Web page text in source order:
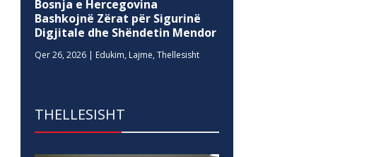
Bosnja e Hercegovina
Bashkojnë Zërat për Sigurinë
Digjitale dhe Shëndetin Mendor
Qer 26, 2026 | Edukim, Lajme,Thellesisht
THELLESISHT